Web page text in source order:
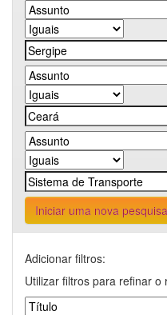
Iniciar uma nova pesquisa
Adicionar filtros:
Utilizar filtros para refinar o